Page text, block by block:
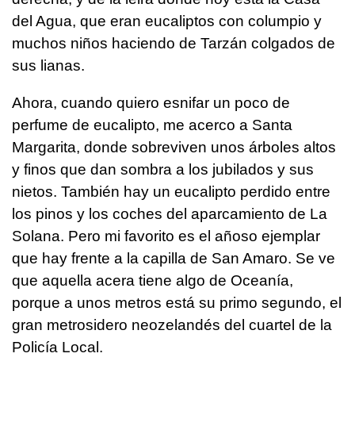
del Agua, que eran eucaliptos con columpio y
muchos niños haciendo de Tarzán colgados de
sus lianas.
Ahora, cuando quiero esnifar un poco de
perfume de eucalipto, me acerco a Santa
Margarita, donde sobreviven unos árboles altos
y finos que dan sombra a los jubilados y sus
nietos. También hay un eucalipto perdido entre
los pinos y los coches del aparcamiento de La
Solana. Pero mi favorito es el añoso ejemplar
que hay frente a la capilla de San Amaro. Se ve
que aquella acera tiene algo de Oceanía,
porque a unos metros está su primo segundo, el
gran metrosidero neozelandés del cuartel de la
Policía Local.